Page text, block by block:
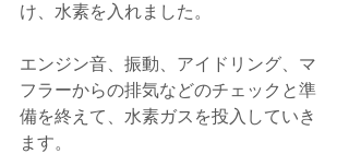
け、水素を入れました。
エンジン音、振動、アイドリング、マ
フラーからの排気などのチェックと準
備を終えて、水素ガスを投入していき
ます。